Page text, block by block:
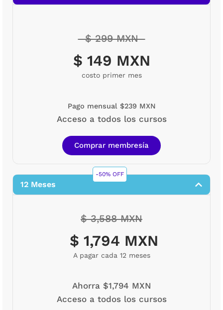
$ 299 MXN
$ 149 MXN
costo primer mes
Pago mensual $239 MXN
Acceso a todos los cursos
Comprar membresía
-50% OFF
12 Meses
$ 3,588 MXN
$ 1,794 MXN
A pagar cada 12 meses
Ahorra $1,794 MXN
Acceso a todos los cursos